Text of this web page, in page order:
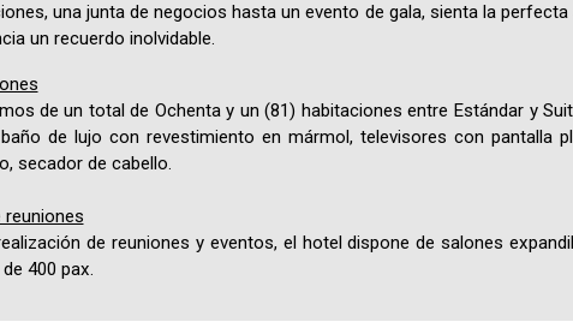
una junta de negocios hasta un evento de gala, sienta la
un recuerdo inolvidable.
de un total de Ochenta y un (81) habitaciones entre Estándar y
de lujo con revestimiento en mármol, televisores con pantalla
secador de cabello.
reuniones
de reuniones y eventos, el hotel dispone de salones
400 pax.